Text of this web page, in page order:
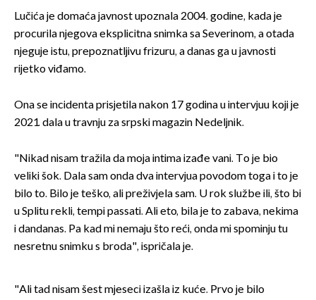
Lučića je domaća javnost upoznala 2004. godine, kada je
procurila njegova eksplicitna snimka sa Severinom, a otada
njeguje istu, prepoznatljivu frizuru, a danas ga u javnosti
rijetko viđamo.
Ona se incidenta prisjetila nakon 17 godina u intervjuu koji je
2021. dala u travnju za srpski magazin Nedeljnik.
"Nikad nisam tražila da moja intima izađe vani. To je bio
veliki šok. Dala sam onda dva intervjua povodom toga i to je
bilo to. Bilo je teško, ali preživjela sam. U rok službe ili, što bi
u Splitu rekli, tempi passati. Ali eto, bila je to zabava, nekima
i dandanas. Pa kad mi nemaju što reći, onda mi spominju tu
nesretnu snimku s broda", ispričala je.
"Ali tad nisam šest mjeseci izašla iz kuće. Prvo je bilo